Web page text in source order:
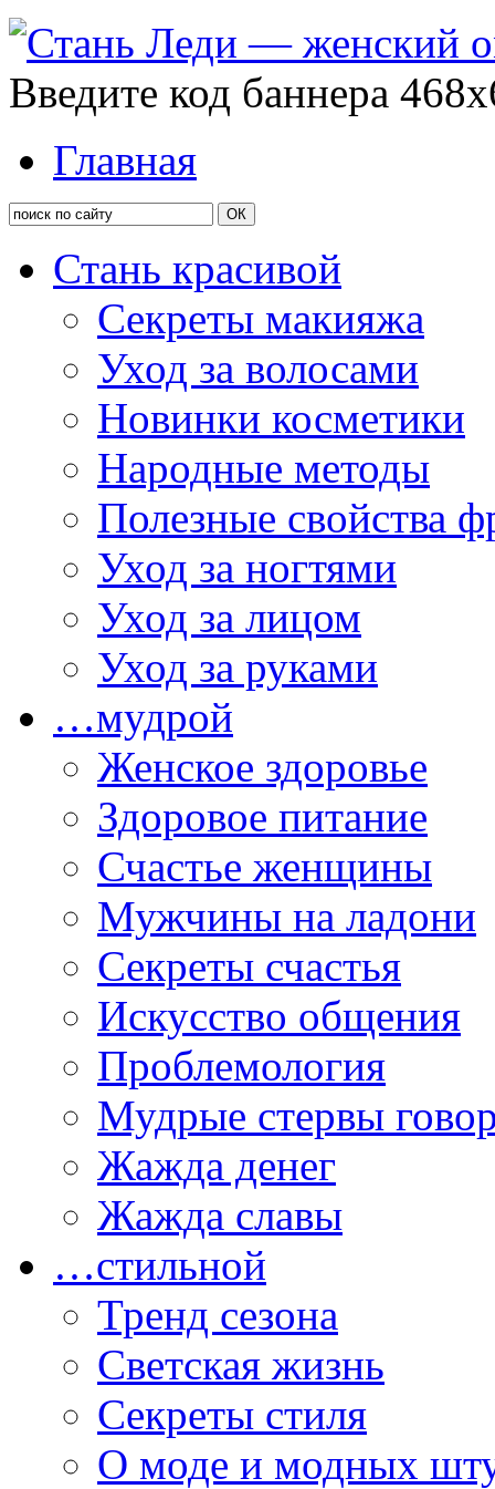
Введите код баннера
Главная
Стань красивой
Секреты макияжа
Уход за волосами
Новинки косметики
Народные методы
Полезные свойства
Уход за ногтями
Уход за лицом
Уход за руками
…мудрой
Женское здоровье
Здоровое питание
Счастье женщины
Мужчины на ладони
Секреты счастья
Искусство общения
Проблемология
Мудрые стервы
Жажда денег
Жажда славы
…стильной
Тренд сезона
Светская жизнь
Секреты стиля
О моде и модных